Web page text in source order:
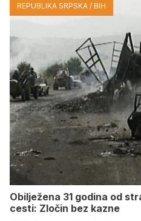
REPUBLIKA SRPSKA / BIH
Obilježena 31 godina od
cesti: Zločin bez kazne